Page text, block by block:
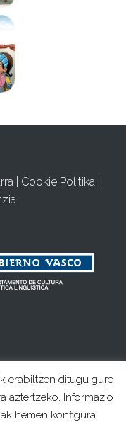
Cookie Politika
erabiltzen ditugu gure
aztertzeko. Informazio
hemen konfigura